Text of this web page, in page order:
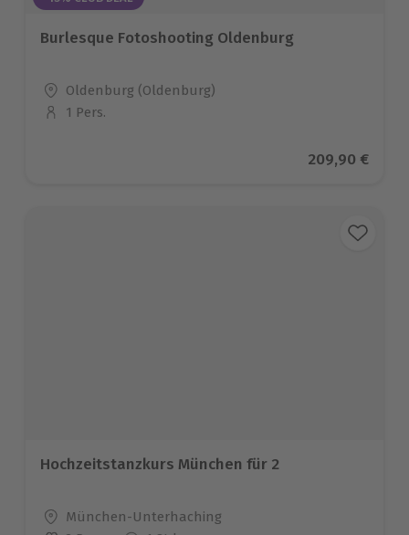
Burlesque Fotoshooting Oldenburg
Standort
Oldenburg (Oldenburg)
Anzahl der Teilnehmer
1 Pers.
Aktueller
209,90 €
Hochzeitstanzkurs München für 2
Standort
München-Unterhaching